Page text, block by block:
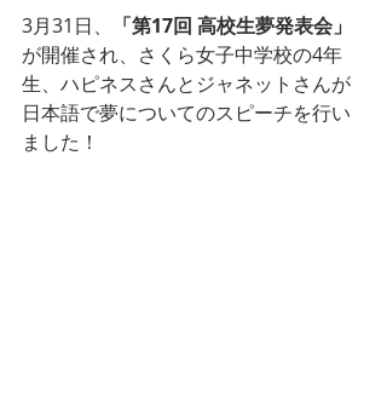
3月31日、
「第17回 高校生夢発表会」
が開催され、さくら女子中学校の4年
生、ハピネスさんとジャネットさんが
日本語で夢についてのスピーチを行い
ました！